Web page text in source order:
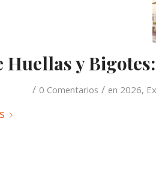
Huellas y
/ 0 Comentarios / en 2026,